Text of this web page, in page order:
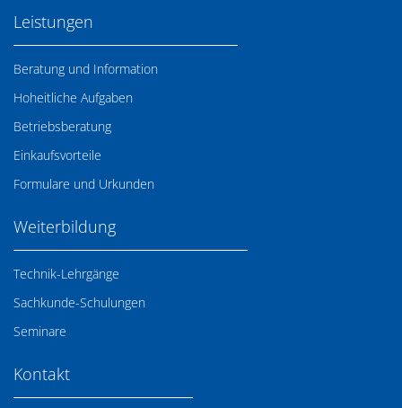
Leistungen
Beratung und Information
Hoheitliche Aufgaben
Betriebsberatung
Einkaufsvorteile
Formulare und Urkunden
Weiterbildung
Technik-Lehrgänge
Sachkunde-Schulungen
Seminare
Kontakt